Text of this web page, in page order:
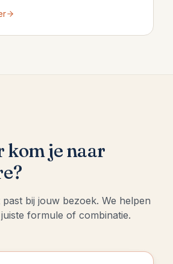
kom je naar
bij jouw bezoek. We helpen
formule of combinatie.